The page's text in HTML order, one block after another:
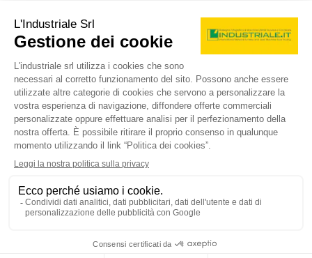
Sede Legale
Via Carlo Dolci, 32
20148 Milano (MI)
Italy
Registro Imprese
Iscrizione R.I.: 12212870153
REA: MI-1539011
Capitale sociale: Euro 10.400,00 i.v.
Contatti
info@industriale.it
PEC:industriale@pec.industriale.it
02 8969 3116
Informativa privacy - Cookie
| Condizioni di navigazione